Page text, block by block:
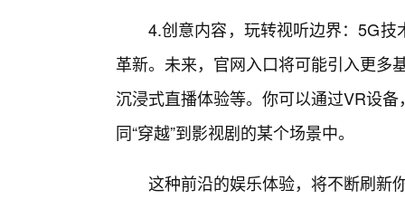
4.创意内容，玩转视听边界：5G
革新。未来，官网入口将可能引入更多
沉浸式直播体验等。你可以通过VR设
同“穿越”到影视剧的某个场景中。
这种前沿的娱乐体验，将不断刷新